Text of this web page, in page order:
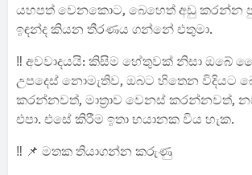
යහපත් වෙනකොට, බෙහෙත් අඩු කරන්න
ඉඳන්ද කියන තීරණය ගන්නේ එතුමා.
‼️ අවවාදයයි: කිසිම හේතුවක් නිසා ඔබේ
උපදෙස් නොමැතිව, ඔබට හිතෙන විදියට
කරන්නවත්, මාත්‍රාව වෙනස් කරන්නවත්,
එපා. එසේ කිරීම ඉතා භයානක විය හැක.
‼️ 📌 මතක තියාගන්න කරුණු